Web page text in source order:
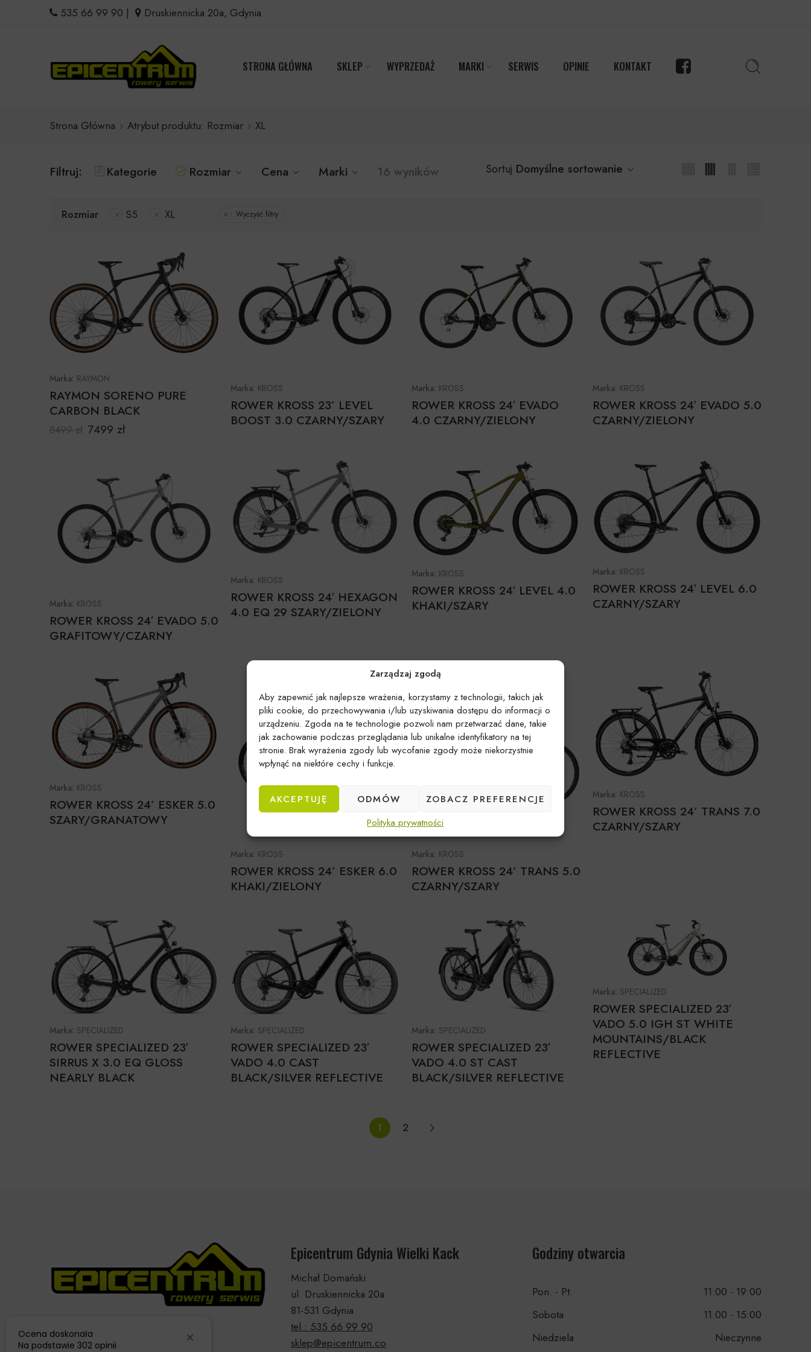
Zarządzaj zgodą
Aby zapewnić jak najlepsze wrażenia, korzystamy z technologii, takich jak
pliki cookie, do przechowywania i/lub uzyskiwania dostępu do informacji o
urządzeniu. Zgoda na te technologie pozwoli nam przetwarzać dane, takie
jak zachowanie podczas przeglądania lub unikalne identyfikatory na tej
stronie. Brak wyrażenia zgody lub wycofanie zgody może niekorzystnie
wpłynąć na niektóre cechy i funkcje.
AKCEPTUJĘ ODMÓW
ZOBACZ PREFERENCJE
Polityka prywatności
535 66 99 90 | Druskiennicka 20a, Gdynia
STRONA GŁÓWNA SKLEP WYPRZEDAŻ MARKI SERWIS OPINIE KONTAKT
Strona Główna Atrybut produktu: Rozmiar XL
Filtruj: Kategorie Rozmiar Cena Marki 16 wyników Sortuj Domyślne sortowanie
Rozmiar S5 XL Wyczyść filtry
Marka: RAYMON
RAYMON SORENO PURE
CARBON BLACK
8499zł 7499 zł
Marka: KROSS
ROWER KROSS 23’ LEVEL
BOOST 3.0 CZARNY/SZARY
Marka: KROSS
ROWER KROSS 24′ EVADO
4.0 CZARNY/ZIELONY
Marka: KROSS
ROWER KROSS 24′ EVADO 5.0
CZARNY/ZIELONY
Marka: KROSS
ROWER KROSS 24′ EVADO 5.0
GRAFITOWY/CZARNY
Marka: KROSS
ROWER KROSS 24′ HEXAGON
4.0 EQ 29 SZARY/ZIELONY
Marka: KROSS
ROWER KROSS 24′ LEVEL 4.0
KHAKI/SZARY
Marka: KROSS
ROWER KROSS 24′ LEVEL 6.0
CZARNY/SZARY
Marka: KROSS
ROWER KROSS 24’ ESKER 5.0
SZARY/GRANATOWY
Marka: KROSS
ROWER KROSS 24’ ESKER 6.0
KHAKI/ZIELONY
Marka: KROSS
ROWER KROSS 24’ TRANS 5.0
CZARNY/SZARY
Marka: KROSS
ROWER KROSS 24’ TRANS 7.0
CZARNY/SZARY
Marka: SPECIALIZED
ROWER SPECIALIZED 23′
SIRRUS X 3.0 EQ GLOSS
NEARLY BLACK
Marka: SPECIALIZED
ROWER SPECIALIZED 23′
VADO 4.0 CAST
BLACK/SILVER REFLECTIVE
Marka: SPECIALIZED
ROWER SPECIALIZED 23′
VADO 4.0 ST CAST
BLACK/SILVER REFLECTIVE
Marka: SPECIALIZED
ROWER SPECIALIZED 23′
VADO 5.0 IGH ST WHITE
MOUNTAINS/BLACK
REFLECTIVE
1 2
Epicentrum Gdynia Wielki Kack
Michał Domański
ul. Druskiennicka 20a
81-531 Gdynia
tel.: 535 66 99 90
sklep@epicentrum.co
Godziny otwarcia
Pon. - Pt.
11:00 - 19:00
Sobota
11:00 - 15:00
Niedziela
Nieczynne
Ocena doskonała
Na podstawie 302 opinii